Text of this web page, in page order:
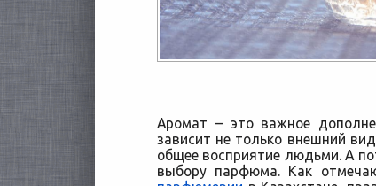
Аромат – это важное
зависит не только внешний
общее восприятие людьми. А
выбору парфюма. Как